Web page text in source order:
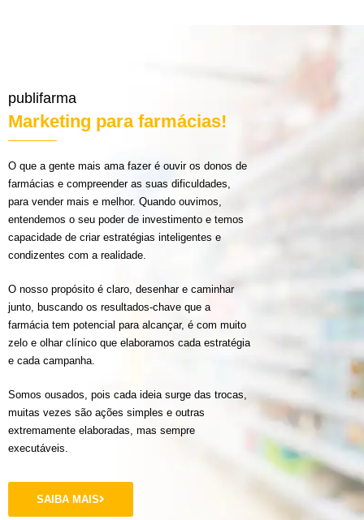
publifarma
Marketing para farmácias!
O que a gente mais ama fazer é ouvir os donos de
farmácias e compreender as suas dificuldades,
para vender mais e melhor. Quando ouvimos,
entendemos o seu poder de investimento e temos
capacidade de criar estratégias inteligentes e
condizentes com a realidade.
O nosso propósito é claro, desenhar e caminhar
junto, buscando os resultados-chave que a
farmácia tem potencial para alcançar, é com muito
zelo e olhar clínico que elaboramos cada estratégia
e cada campanha.
Somos ousados, pois cada ideia surge das trocas,
muitas vezes são ações simples e outras
extremamente elaboradas, mas sempre
executáveis.
SAIBA MAIS